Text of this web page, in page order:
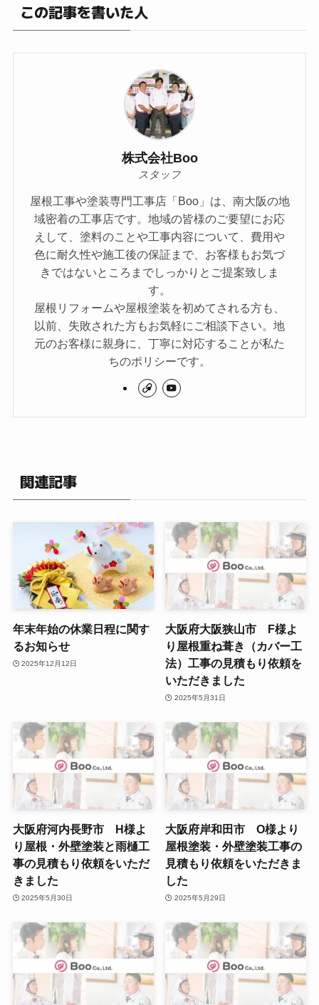
この記事を書いた人
株式会社Boo
スタッフ
屋根工事や塗装専門工事店「Boo」は、南大阪の地
域密着の工事店です。地域の皆様のご要望にお応
えして、塗料のことや⼯事内容について、費⽤や
⾊に耐久性や施⼯後の保証まで、お客様もお気づ
きではないところまでしっかりとご提案致しま
す。
屋根リフォームや屋根塗装を初めてされる方も、
以前、失敗された方もお気軽にご相談下さい。地
元のお客様に親身に、丁寧に対応することが私た
ちのポリシーです。
関連記事
年末年始の休業日程に関す
るお知らせ
2025年12月12日
大阪府大阪狭山市 F様よ
り屋根重ね葺き（カバー工
法）工事の見積もり依頼を
いただきました
2025年5月31日
大阪府河内長野市 H様よ
り屋根・外壁塗装と雨樋工
事の見積もり依頼をいただ
きました
2025年5月30日
大阪府岸和田市 O様より
屋根塗装・外壁塗装工事の
見積もり依頼をいただきま
した
2025年5月29日